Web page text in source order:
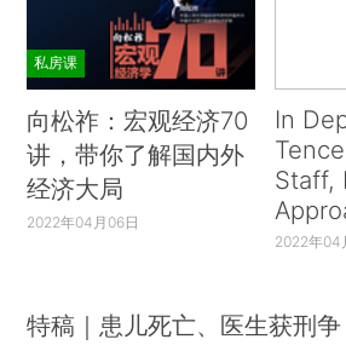
私房课
向松祚：宏观经济70
讲，带你了解国内外
经济大局
2022年04月06日
In
Staff,
2022年04
特稿｜患儿死亡、医生获刑争